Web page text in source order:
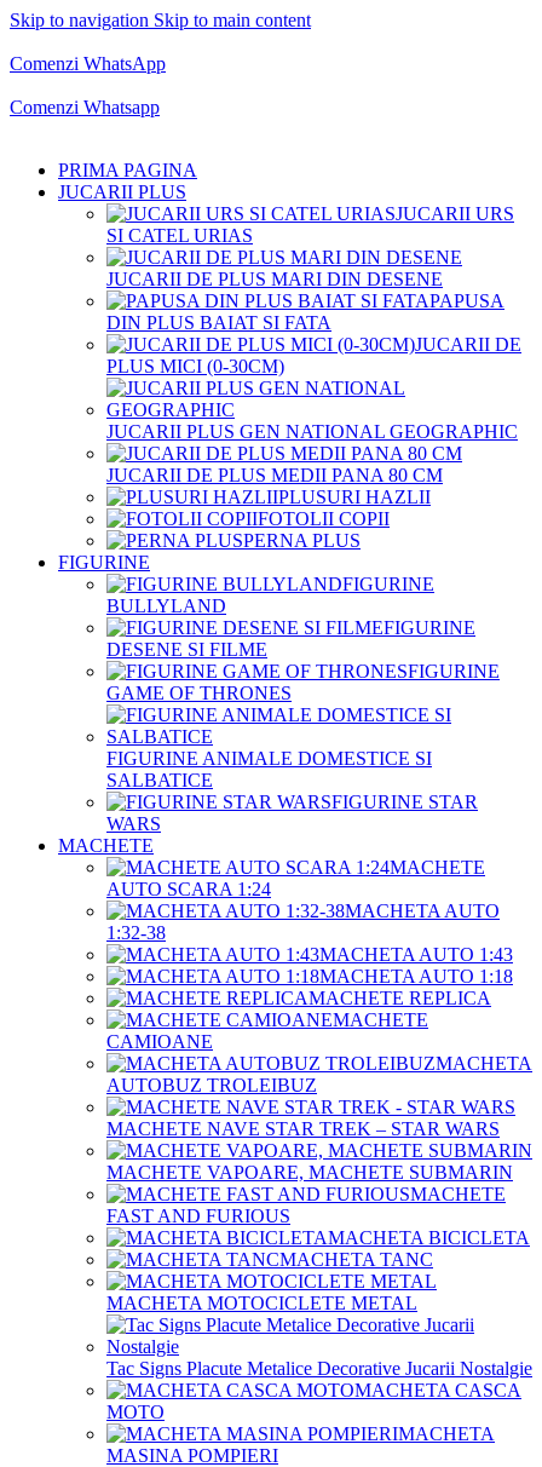
Skip to navigation Skip to main content
Comenzi WhatsApp
Comenzi Whatsapp
PRIMA PAGINA
JUCARII PLUS
JUCARII URS
SI CATEL URIAS
JUCARII DE PLUS MARI DIN DESENE
PAPUSA
DIN PLUS BAIAT SI FATA
JUCARII DE
PLUS MICI (0-30CM)
JUCARII PLUS GEN NATIONAL GEOGRAPHIC
JUCARII DE PLUS MEDII PANA 80 CM
PLUSURI HAZLII
FOTOLII COPII
PERNA PLUS
FIGURINE
FIGURINE
BULLYLAND
FIGURINE
DESENE SI FILME
FIGURINE
GAME OF THRONES
FIGURINE ANIMALE DOMESTICE SI
SALBATICE
FIGURINE STAR
WARS
MACHETE
MACHETE
AUTO SCARA 1:24
MACHETA AUTO
1:32-38
MACHETA AUTO 1:43
MACHETA AUTO 1:18
MACHETE REPLICA
MACHETE
CAMIOANE
MACHETA
AUTOBUZ TROLEIBUZ
MACHETE NAVE STAR TREK – STAR WARS
MACHETE VAPOARE, MACHETE SUBMARIN
MACHETE
FAST AND FURIOUS
MACHETA BICICLETA
MACHETA TANC
MACHETA MOTOCICLETE METAL
Tac Signs Placute Metalice Decorative Jucarii Nostalgie
MACHETA CASCA
MOTO
MACHETA
MASINA POMPIERI